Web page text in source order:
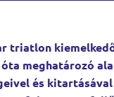
triatlon
meghatározó
és